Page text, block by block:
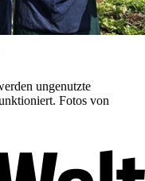
ungenutzte
Fotos von